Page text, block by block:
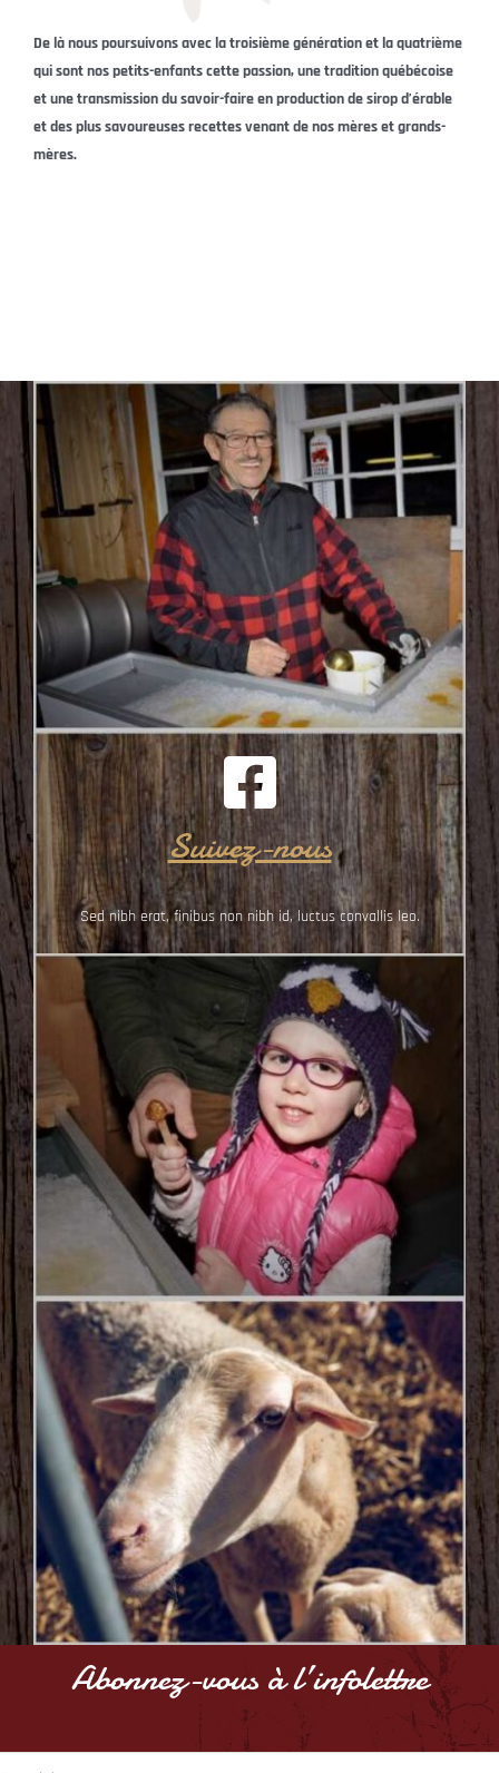
De là nous poursuivons avec la troisième génération et la quatrième
qui sont nos petits-enfants cette passion, une tradition québécoise
et une transmission du savoir-faire en production de sirop d’érable
et des plus savoureuses recettes venant de nos mères et grands-
mères.
Suivez-nous
Sed nibh erat, finibus non nibh id, luctus convallis leo.
Abonnez-vous à l’infolettre